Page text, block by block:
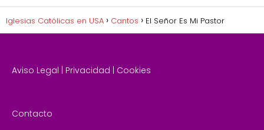
Iglesias Católicas en USA Cantos El Señor Es Mi Pastor
Aviso Legal | Privacidad | Cookies
Contacto